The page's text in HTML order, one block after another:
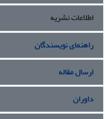
اهداف مادی، بر مبانی دینی و
است. لذا نظام حقوقی جمهوری
پارادایم های جهانی می­توان یک
کرد.
اطلاعات نشریه
راهنمای نویسندگان
ارسال مقاله
داوران